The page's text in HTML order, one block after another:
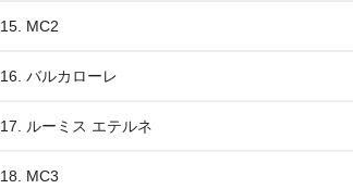
15. MC2
16. バルカローレ
17. ルーミス エテルネ
18. MC3